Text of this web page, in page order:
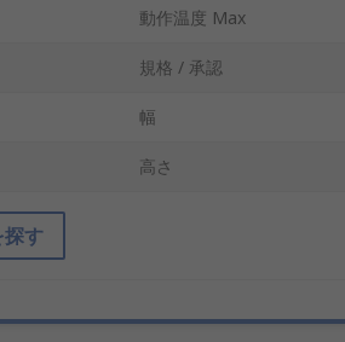
動作温度 Max
規格 / 承認
幅
高さ
す